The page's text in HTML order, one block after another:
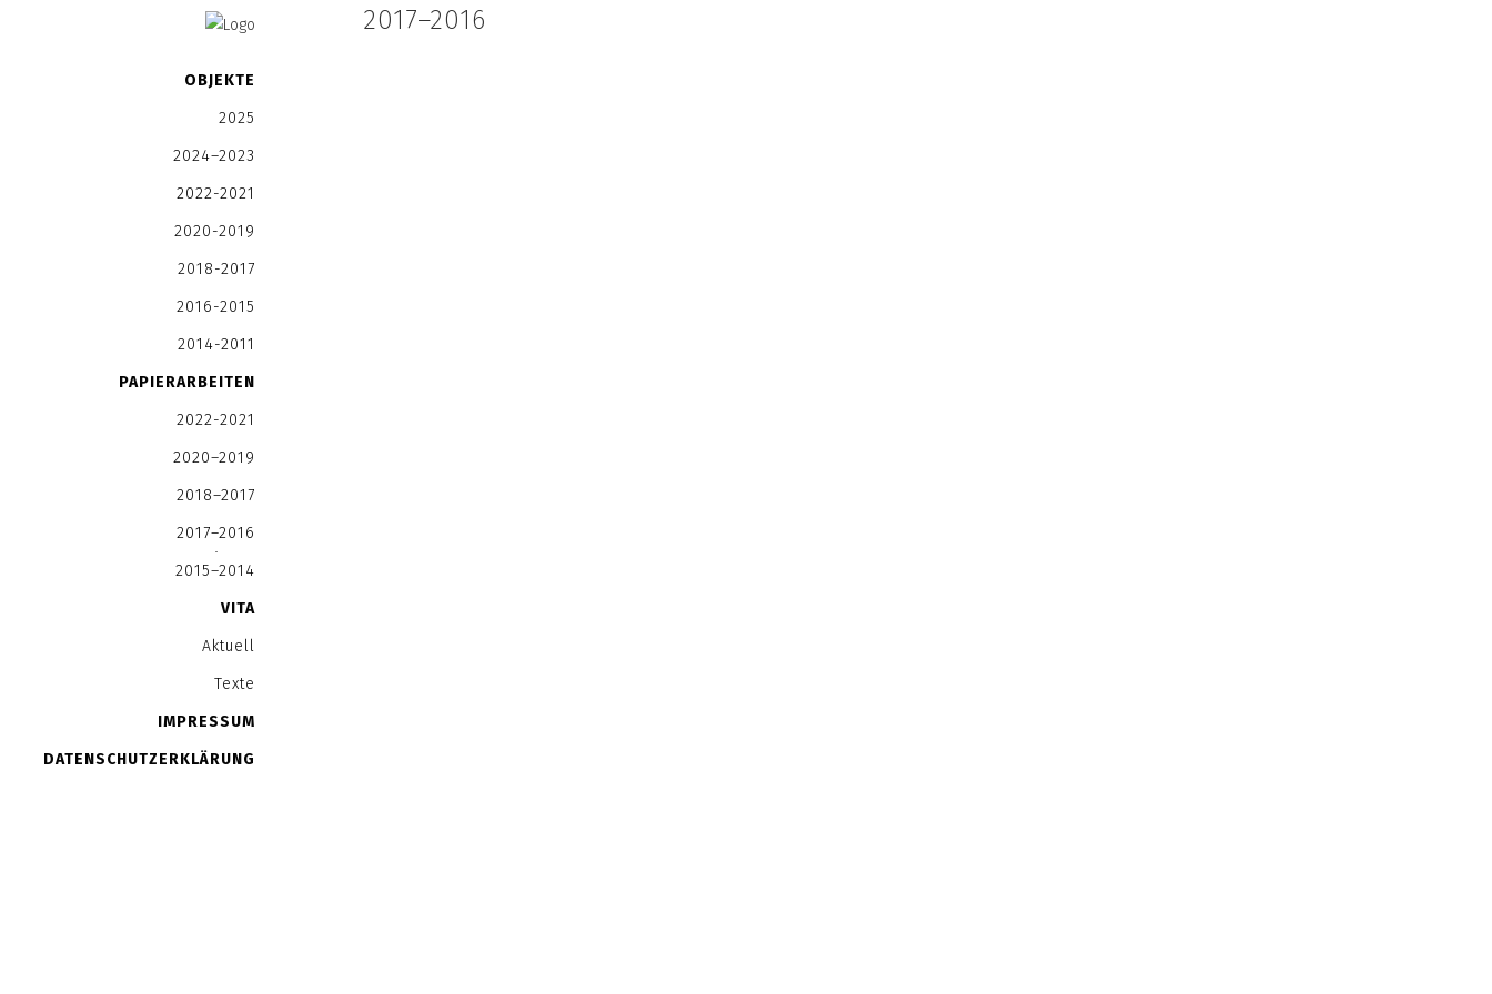
OBJEKTE
2025
2024–2023
2022-2021
2020-2019
2018-2017
2016-2015
2014-2011
PAPIERARBEITEN
2022-2021
2020–2019
2018–2017
2017–2016
2015–2014
VITA
Aktuell
Texte
IMPRESSUM
DATENSCHUTZERKLÄRUNG
2017–2016